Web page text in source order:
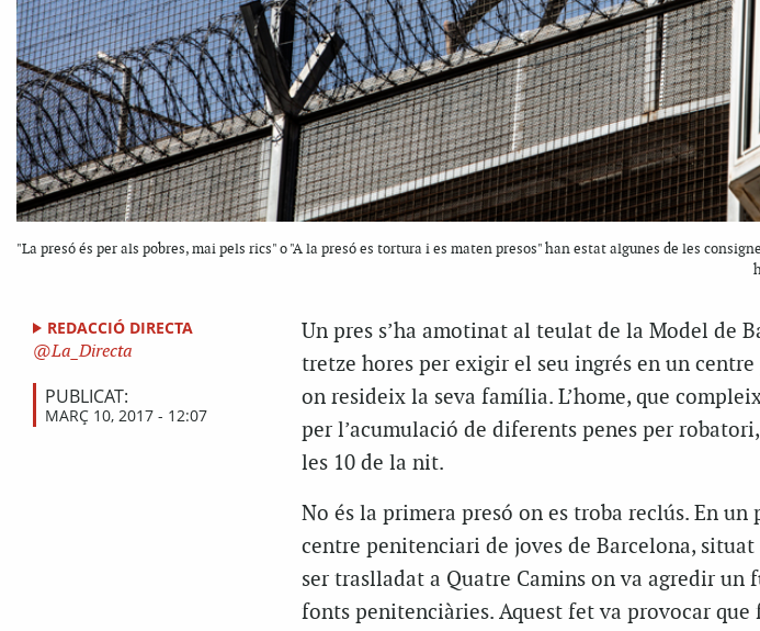
"La presó és per als pobres, mai pels rics" o "A la presó es tortura i es maten presos" han estat algunes de les
REDACCIÓ DIRECTA
La_Directa
PUBLICAT:
MARÇ 10, 2017 - 12:07
Un pres s’ha amotinat al teulat de la Model de
tretze hores per exigir el seu ingrés en un
on resideix la seva família. L’home, que
per l’acumulació de diferents penes per
les 10 de la nit.
No és la primera presó on es troba reclús. En
centre penitenciari de joves de Barcelona,
ser traslladat a Quatre Camins on va agredir un
fonts penitenciàries. Aquest fet va provocar que